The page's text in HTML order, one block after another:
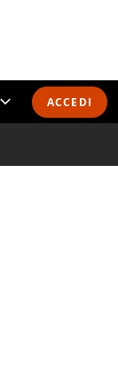
ACCEDI